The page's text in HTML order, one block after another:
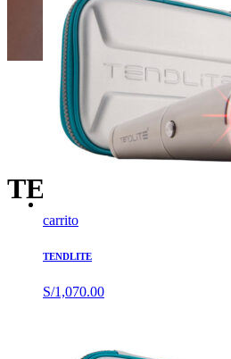
TENDLITE
carrito
TENDLITE
S/1,070.00